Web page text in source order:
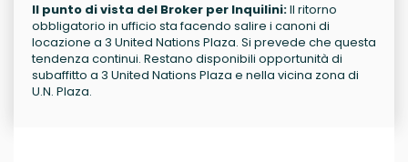
Il punto di vista del Broker per Inquilini:Il ritorno
obbligatorio in ufficio sta facendo salire i canoni di
locazione a 3 United Nations Plaza. Si prevede che questa
tendenza continui. Restano disponibili opportunità di
subaffitto a 3 United Nations Plaza e nella vicina zona di
U.N. Plaza.